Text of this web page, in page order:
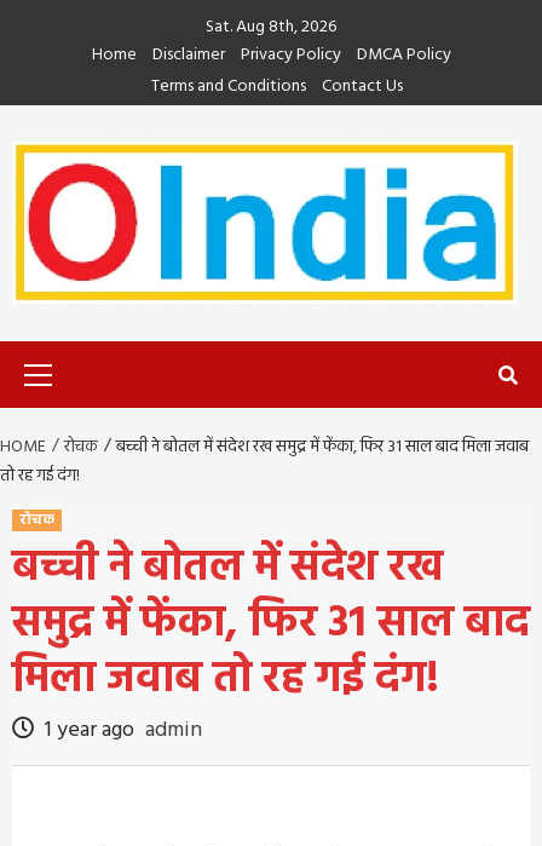
Sat. Aug 8th, 2026
Home
Disclaimer Privacy Policy DMCA Policy
Terms and Conditions Contact Us
HOME रोचक
बच्ची ने बोतल में संदेश रख समुद्र में फेंका, फिर 31 साल बाद मिला जवाब
तो रह गई दंग!
रोचक
बच्ची ने बोतल में संदेश रख
समुद्र में फेंका, फिर 31 साल बाद
मिला जवाब तो रह गई दंग!
1 year ago admin